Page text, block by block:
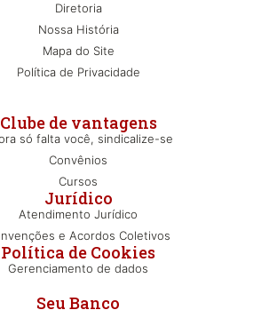
Seu Banco
Clube de vantagens
só falta você, sindicalize-se
Convênios
Cursos
Jurídico
Atendimento Jurídico
e Acordos Coletivos
Política de Cookies
Gerenciamento de dados
Diretoria
Nossa História
Mapa do Site
Política de Privacidade